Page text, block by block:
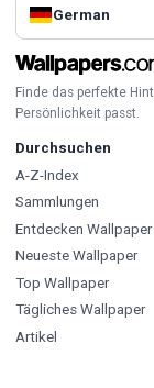
German
Finde das perfekte
Persönlichkeit passt.
Durchsuchen
A-Z-Index
Sammlungen
Entdecken Wallpaper
Neueste Wallpaper
Top Wallpaper
Tägliches Wallpaper
Artikel